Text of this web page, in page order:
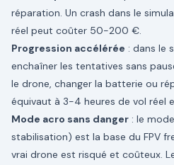
réparation. Un crash dans le
réel peut coûter 50-200 €.
Progression accélérée : dans le
enchaîner les tentatives sans
le drone, changer la batterie ou
équivaut à 3-4 heures de vol réel
Mode acro sans danger : le
stabilisation) est la base du FPV
vrai drone est risqué et coûteux.